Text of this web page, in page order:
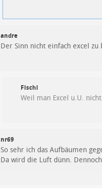
andre
Der Sinn nicht einfach excel
Fischi
Weil man Excel u.U.
nr69
So sehr ich das Aufbäumen
Da wird die Luft dünn.